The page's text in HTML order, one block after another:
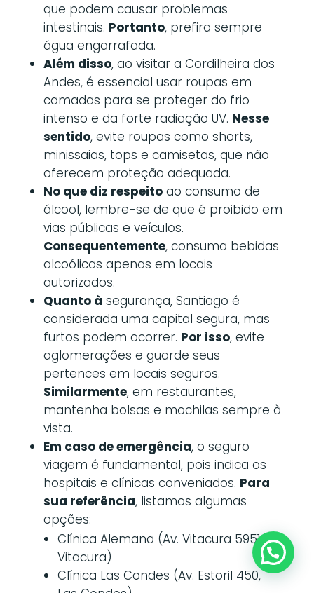
que podem causar problemas
intestinais. Portanto, prefira sempre
água engarrafada.
Além disso, ao visitar a Cordilheira dos
Andes, é essencial usar roupas em
camadas para se proteger do frio
intenso e da forte radiação UV. Nesse
sentido, evite roupas como shorts,
minissaias, tops e camisetas, que não
oferecem proteção adequada.
No que diz respeitoao consumo de
álcool, lembre-se de que é proibido em
vias públicas e veículos.
Consequentemente, consuma bebidas
alcoólicas apenas em locais
autorizados.
Quanto à segurança, Santiago é
considerada uma capital segura, mas
furtos podem ocorrer. Por isso, evite
aglomerações e guarde seus
pertences em locais seguros.
Similarmente, em restaurantes,
mantenha bolsas e mochilas sempre à
vista.
Em caso de emergência, o seguro
viagem é fundamental, pois indica os
hospitais e clínicas conveniados. Para
sua referência, listamos algumas
opções:
Clínica Alemana (Av. Vitacura 5951,
Vitacura)
Clínica Las Condes (Av. Estoril 450,